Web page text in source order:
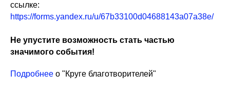
ссылке:
https://forms.yandex.ru/u/67b33100d04688143a07a38e/
Не упустите возможность стать частью
значимого события!
Подробнее о "Круге благотворителей"